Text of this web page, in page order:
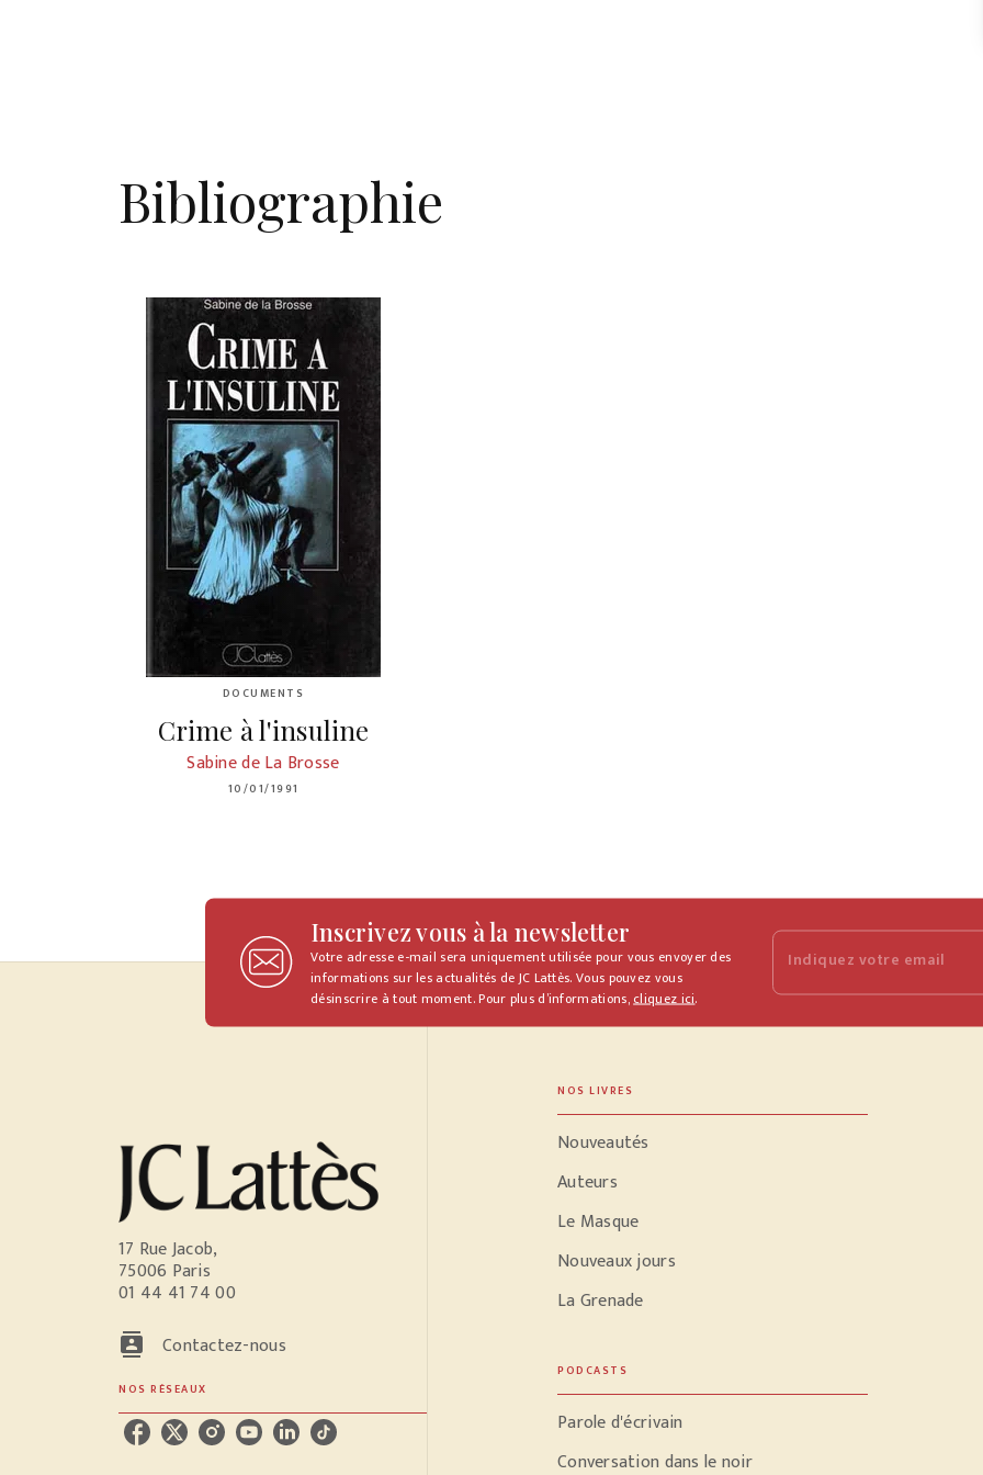
Bibliographie
DOCUMENTS
Crime à l'insuline
Sabine de La Brosse
10/01/1991
Inscrivez vous à la newsletter
Votre adresse e-mail sera uniquement utilisée pour vous envoyer des
informations sur les actualités de JC Lattès. Vous pouvez vous
désinscrire à tout moment. Pour plus d’informations,cliquez ici.
Indiquez votre email
17 Rue Jacob,
75006 Paris
01 44 41 74 00
contacts Contactez-nous
NOS RÉSEAUX
NOS LIVRES
Nouveautés
Auteurs
Le Masque
Nouveaux jours
La Grenade
PODCASTS
Parole d'écrivain
Conversation dans le noir